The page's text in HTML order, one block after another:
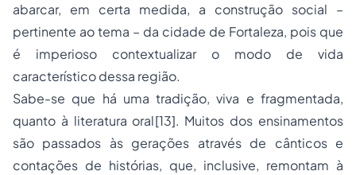
abarcar, em certa medida, a construção social –
pertinente ao tema – da cidade de Fortaleza, pois que
é imperioso contextualizar o modo de vida
característico dessa região.
Sabe-se que há uma tradição, viva e fragmentada,
quanto à literatura oral[13]. Muitos dos ensinamentos
são passados às gerações através de cânticos e
contações de histórias, que, inclusive, remontam à